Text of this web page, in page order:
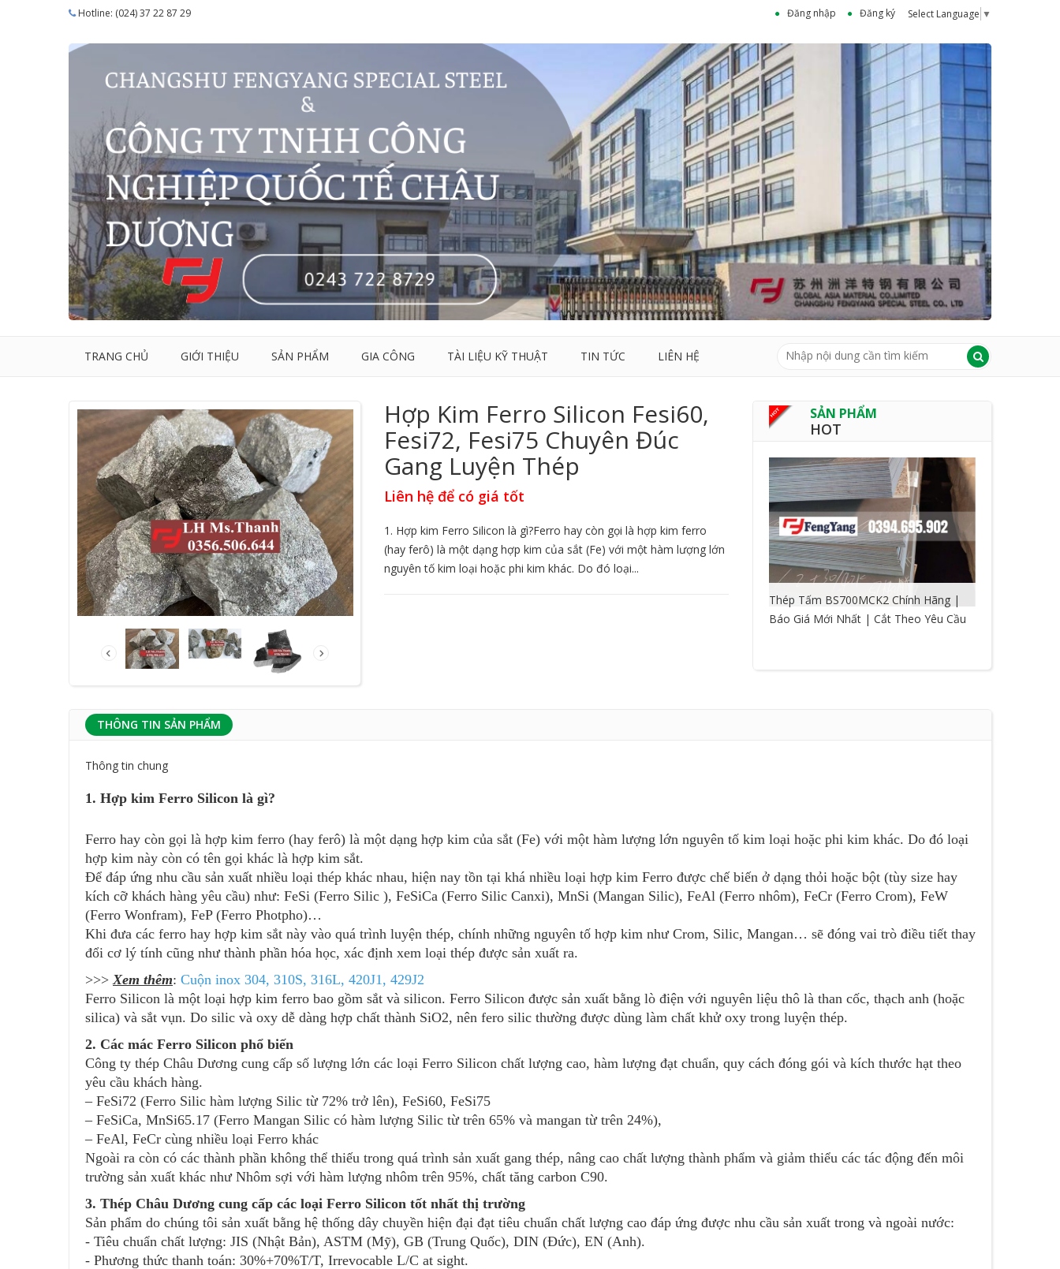
Hotline: (024) 37 22 87 29 Đăng nhập Đăng ký Select Language ▼
TRANG CHỦ GIỚI THIỆU SẢN PHẨM GIA CÔNG TÀI LIỆU KỸ THUẬT TIN TỨC LIÊN HỆ
Hợp Kim Ferro Silicon Fesi60,
Fesi72, Fesi75 Chuyên Đúc
Gang Luyện Thép
Liên hệ để có giá tốt
1. Hợp kim Ferro Silicon là gì?Ferro hay còn gọi là hợp kim ferro
(hay ferô) là một dạng hợp kim của sắt (Fe) với một hàm lượng lớn
nguyên tố kim loại hoặc phi kim khác. Do đó loại...
SẢN PHẨM
HOT
Thép Tấm BS700MCK2 Chính Hãng |
Báo Giá Mới Nhất | Cắt Theo Yêu Cầu
THÔNG TIN SẢN PHẨM
Thông tin chung
1. Hợp kim Ferro Silicon là gì?
Ferro hay còn gọi là hợp kim ferro (hay ferô) là một dạng hợp kim của sắt (Fe) với một hàm lượng lớn nguyên tố kim loại hoặc phi kim khác. Do đó loại
hợp kim này còn có tên gọi khác là hợp kim sắt.
Để đáp ứng nhu cầu sản xuất nhiều loại thép khác nhau, hiện nay tồn tại khá nhiều loại hợp kim Ferro được chế biến ở dạng thỏi hoặc bột (tùy size hay
kích cỡ khách hàng yêu cầu) như: FeSi (Ferro Silic ), FeSiCa (Ferro Silic Canxi), MnSi (Mangan Silic), FeAl (Ferro nhôm), FeCr (Ferro Crom), FeW
(Ferro Wonfram), FeP (Ferro Photpho)…
Khi đưa các ferro hay hợp kim sắt này vào quá trình luyện thép, chính những nguyên tố hợp kim như Crom, Silic, Mangan… sẽ đóng vai trò điều tiết thay
đổi cơ lý tính cũng như thành phần hóa học, xác định xem loại thép được sản xuất ra.
>>> Xem thêm: Cuộn inox 304, 310S, 316L, 420J1, 429J2
Ferro Silicon là một loại hợp kim ferro bao gồm sắt và silicon. Ferro Silicon được sản xuất bằng lò điện với nguyên liệu thô là than cốc, thạch anh (hoặc
silica) và sắt vụn. Do silic và oxy dễ dàng hợp chất thành SiO2, nên fero silic thường được dùng làm chất khử oxy trong luyện thép.
2. Các mác Ferro Silicon phổ biến
Công ty thép Châu Dương cung cấp số lượng lớn các loại Ferro Silicon chất lượng cao, hàm lượng đạt chuẩn, quy cách đóng gói và kích thước hạt theo
yêu cầu khách hàng.
– FeSi72 (Ferro Silic hàm lượng Silic từ 72% trở lên), FeSi60, FeSi75
– FeSiCa, MnSi65.17 (Ferro Mangan Silic có hàm lượng Silic từ trên 65% và mangan từ trên 24%),
– FeAl, FeCr cùng nhiều loại Ferro khác
Ngoài ra còn có các thành phần không thể thiếu trong quá trình sản xuất gang thép, nâng cao chất lượng thành phẩm và giảm thiểu các tác động đến môi
trường sản xuất khác như Nhôm sợi với hàm lượng nhôm trên 95%, chất tăng carbon C90.
3. Thép Châu Dương cung cấp các loại Ferro Silicon tốt nhất thị trường
Sản phẩm do chúng tôi sản xuất bằng hệ thống dây chuyền hiện đại đạt tiêu chuẩn chất lượng cao đáp ứng được nhu cầu sản xuất trong và ngoài nước:
- Tiêu chuẩn chất lượng: JIS (Nhật Bản), ASTM (Mỹ), GB (Trung Quốc), DIN (Đức), EN (Anh).
- Phương thức thanh toán: 30%+70%T/T, Irrevocable L/C at sight.